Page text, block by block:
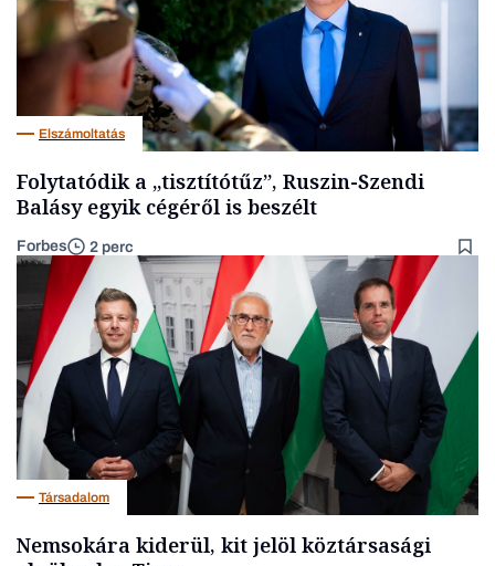
Elszámoltatás
Folytatódik a „tisztítótűz”, Ruszin-Szendi
Balásy egyik cégéről is beszélt
Forbes 2 perc
Társadalom
Nemsokára kiderül, kit jelöl köztársasági